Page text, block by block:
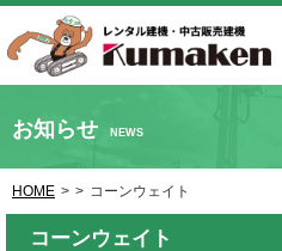
お知らせ NEWS
HOME > > コーンウェイト
コーンウェイト